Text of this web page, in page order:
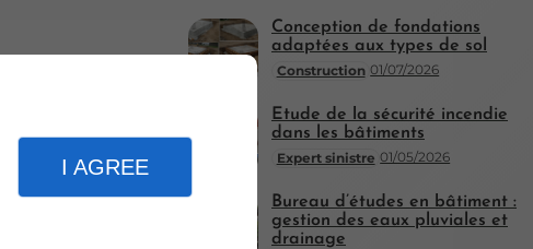
I AGREE
Construction 01/07/2026
Conception de fondations
adaptées aux types de sol
Expert sinistre 01/05/2026
Étude de la sécurité incendie
dans les bâtiments
Bureau d’études en bâtiment :
gestion des eaux pluviales et
drainage